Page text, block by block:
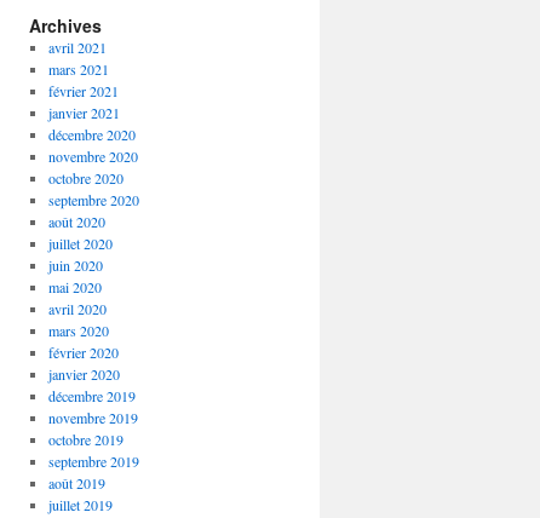
Archives
avril 2021
mars 2021
février 2021
janvier 2021
décembre 2020
novembre 2020
octobre 2020
septembre 2020
août 2020
juillet 2020
juin 2020
mai 2020
avril 2020
mars 2020
février 2020
janvier 2020
décembre 2019
novembre 2019
octobre 2019
septembre 2019
août 2019
juillet 2019